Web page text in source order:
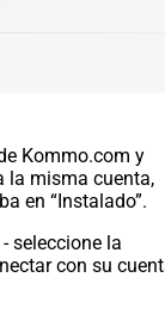
Kommo.com y
la misma cuenta,
en “Instalado”.
seleccione la
con su